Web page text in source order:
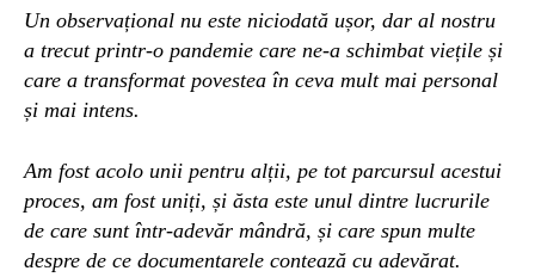
Un observațional nu este niciodată ușor, dar al nostru
a trecut printr-o pandemie care ne-a schimbat viețile și
care a transformat povestea în ceva mult mai personal
și mai intens.
Am fost acolo unii pentru alții, pe tot parcursul acestui
proces, am fost uniți, și ăsta este unul dintre lucrurile
de care sunt într-adevăr mândră, și care spun multe
despre de ce documentarele contează cu adevărat.